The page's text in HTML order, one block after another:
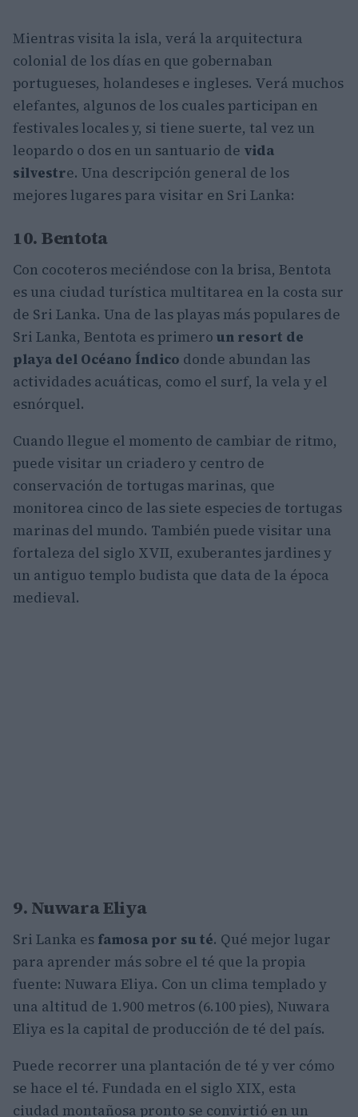
Mientras visita la isla, verá la arquitectura
colonial de los días en que gobernaban
portugueses, holandeses e ingleses. Verá muchos
elefantes, algunos de los cuales participan en
festivales locales y, si tiene suerte, tal vez un
leopardo o dos en un santuario de vida
silvestre. Una descripción general de los
mejores lugares para visitar en Sri Lanka:
10. Bentota
Con cocoteros meciéndose con la brisa, Bentota
es una ciudad turística multitarea en la costa sur
de Sri Lanka. Una de las playas más populares de
Sri Lanka, Bentota es primero un resort de
playa del Océano Índico donde abundan las
actividades acuáticas, como el surf, la vela y el
esnórquel.
Cuando llegue el momento de cambiar de ritmo,
puede visitar un criadero y centro de
conservación de tortugas marinas, que
monitorea cinco de las siete especies de tortugas
marinas del mundo. También puede visitar una
fortaleza del siglo XVII, exuberantes jardines y
un antiguo templo budista que data de la época
medieval.
9. Nuwara Eliya
Sri Lanka es famosa por su té. Qué mejor lugar
para aprender más sobre el té que la propia
fuente: Nuwara Eliya. Con un clima templado y
una altitud de 1.900 metros (6.100 pies), Nuwara
Eliya es la capital de producción de té del país.
Puede recorrer una plantación de té y ver cómo
se hace el té. Fundada en el siglo XIX, esta
ciudad montañosa pronto se convirtió en un